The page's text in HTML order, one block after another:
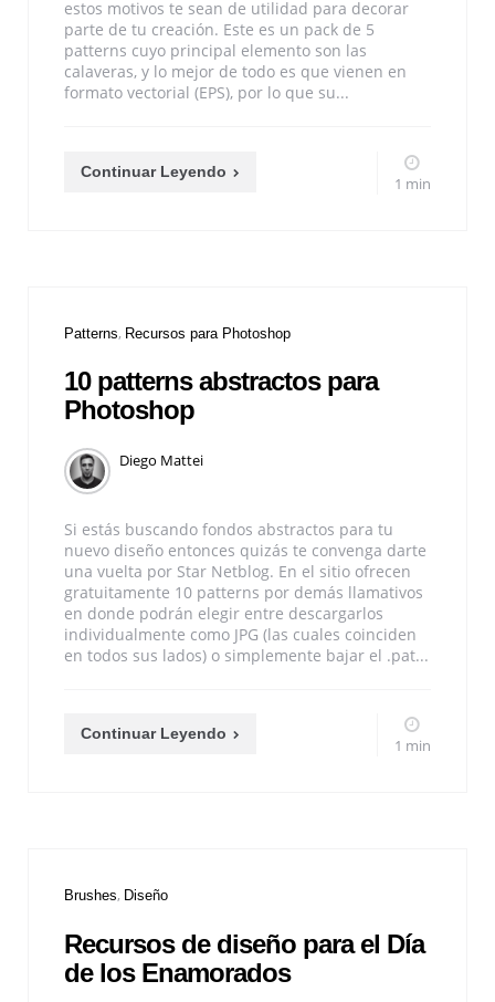
estos motivos te sean de utilidad para decorar
parte de tu creación. Este es un pack de 5
patterns cuyo principal elemento son las
calaveras, y lo mejor de todo es que vienen en
formato vectorial (EPS), por lo que su...
Continuar Leyendo
1 min
Patterns Recursos para Photoshop
10 patterns abstractos para
Photoshop
Diego Mattei
Si estás buscando fondos abstractos para tu
nuevo diseño entonces quizás te convenga darte
una vuelta por Star Netblog. En el sitio ofrecen
gratuitamente 10 patterns por demás llamativos
en donde podrán elegir entre descargarlos
individualmente como JPG (las cuales coinciden
en todos sus lados) o simplemente bajar el .pat...
Continuar Leyendo
1 min
Brushes Diseño
Recursos de diseño para el Día
de los Enamorados